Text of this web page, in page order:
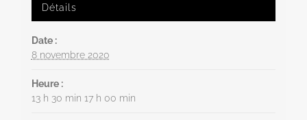
Détails
Date :
8 novembre 2020
Heure :
13 h 30 min 17 h 00 min